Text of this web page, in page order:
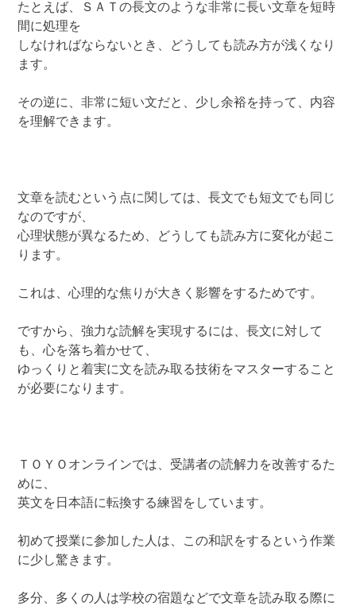
たとえば、ＳＡＴの長文のような非常に長い文章を短時
間に処理を
しなければならないとき、どうしても読み方が浅くなり
ます。
その逆に、非常に短い文だと、少し余裕を持って、内容
を理解できます。
文章を読むという点に関しては、長文でも短文でも同じ
なのですが、
心理状態が異なるため、どうしても読み方に変化が起こ
ります。
これは、心理的な焦りが大きく影響をするためです。
ですから、強力な読解を実現するには、長文に対して
も、心を落ち着かせて、
ゆっくりと着実に文を読み取る技術をマスターすること
が必要になります。
ＴＯＹＯオンラインでは、受講者の読解力を改善するた
めに、
英文を日本語に転換する練習をしています。
初めて授業に参加した人は、この和訳をするという作業
に少し驚きます。
多分、多くの人は学校の宿題などで文章を読み取る際に